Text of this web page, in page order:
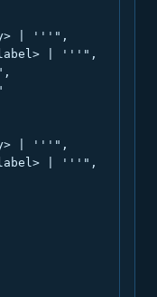
| '''",
| '''",
| '''",
| '''",